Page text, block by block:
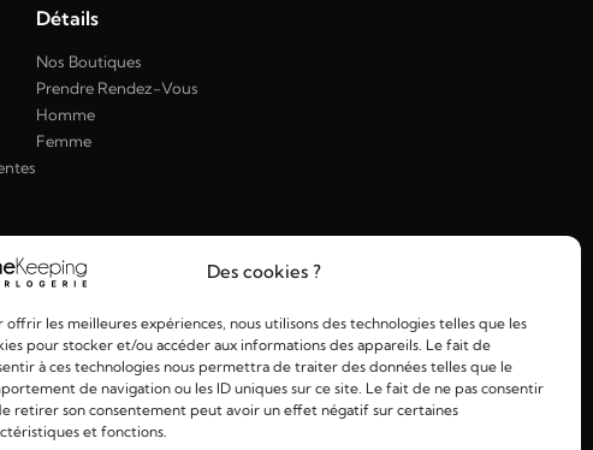
Des cookies ?
offrir les meilleures expériences, nous utilisons des technologies telles que les
pour stocker et/ou accéder aux informations des appareils. Le fait de
à ces technologies nous permettra de traiter des données telles que le
de navigation ou les ID uniques sur ce site. Le fait de ne pas consentir
retirer son consentement peut avoir un effet négatif sur certaines
et fonctions.
Détails
Nos Boutiques
Prendre Rendez-Vous
Homme
Femme